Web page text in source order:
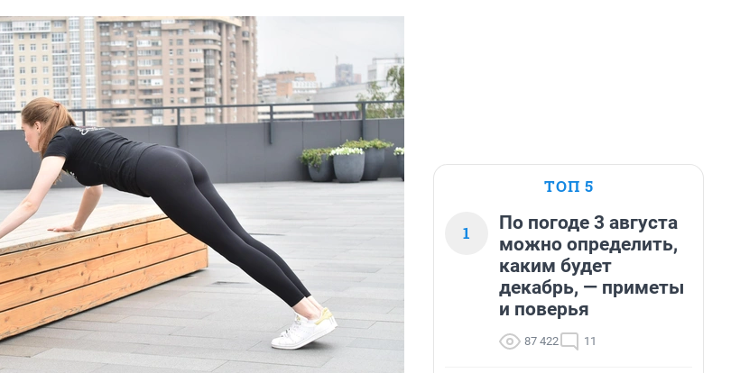
ТОП 5
1
По погоде 3 августа
можно определить,
каким будет
декабрь, — приметы
и поверья
87 422 11